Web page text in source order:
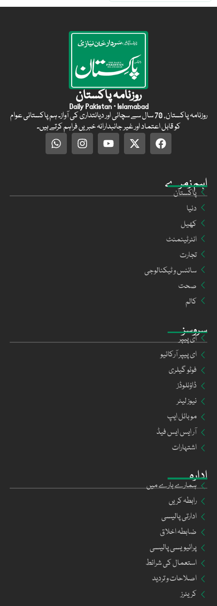
ادارہ
ہمارے بارے میں
رابطہ کریں
ادارتی پالیسی
ضابطہ اخلاق
پرائیویسی پالیسی
استعمال کی شرائط
اصلاحات و تردید
کریئرز
سروسز
ای پیپر
ای پیپر آرکائیو
فوٹو گیلری
ڈاؤنلوڈز
نیوز لیٹر
موبائل ایپ
آر ایس ایس فیڈ
اشتہارات
اہم زمرے
پاکستان
دنیا
کھیل
انٹرٹینمنٹ
تجارت
سائنس و ٹیکنالوجی
صحت
کالم
روزنامہ پاکستان
Daily Pakistan · Islamabad
روزنامہ پاکستان, 70 سال سے سچائی اور دیانتداری کی آواز۔ ہم پاکستانی عوام
کو قابل اعتماد اور غیر جانبدارانہ خبریں فراہم کرتے ہیں۔